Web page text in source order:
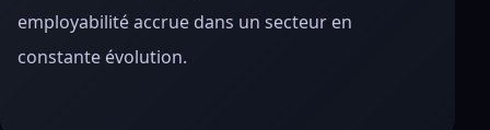
employabilité accrue dans un secteur en
constante évolution.